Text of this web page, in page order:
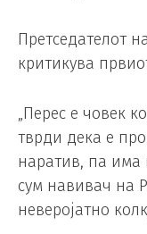
Претседателот
критикува
„Перес е човек
тврди дека е
наратив, па има
сум навивач на
неверојатно